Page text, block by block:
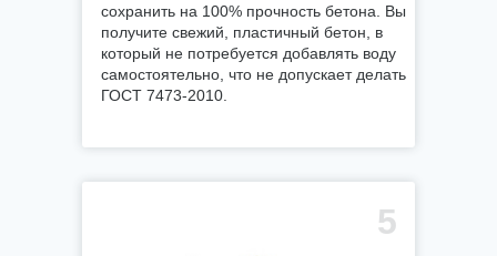
сохранить на 100% прочность бетона. Вы
получите свежий, пластичный бетон, в
который не потребуется добавлять воду
самостоятельно, что не допускает делать
ГОСТ 7473-2010.
5